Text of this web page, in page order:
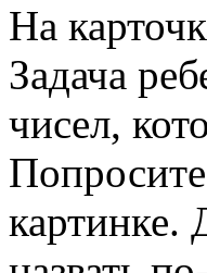
На
Задача
чисел,
Попросите
картинке.